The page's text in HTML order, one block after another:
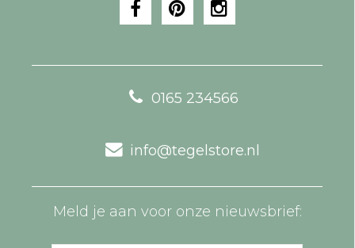
0165 234566
info@tegelstore.nl
Meld je aan voor onze nieuwsbrief: